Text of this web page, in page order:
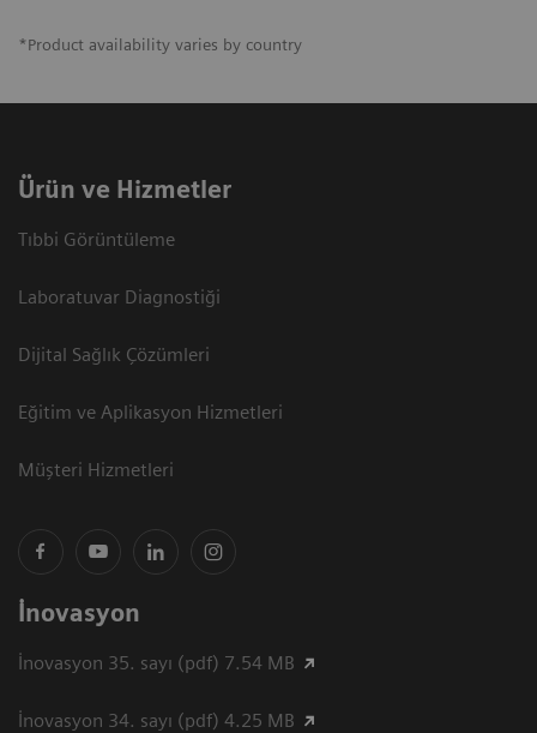
*Product availability varies by country
Ürün ve Hizmetler
Tıbbi Görüntüleme
Laboratuvar Diagnostiği
Dijital Sağlık Çözümleri
Eğitim ve Aplikasyon Hizmetleri
Müşteri Hizmetleri
İnovasyon
İnovasyon 35. sayı (pdf) 7.54 MB
İnovasyon 34. sayı (pdf) 4.25 MB